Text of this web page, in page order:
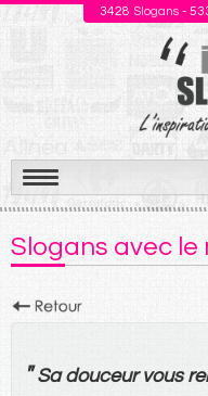
3428 Slogans -
Aller
au
contenu
Slogans avec le
" Sa douceur vous